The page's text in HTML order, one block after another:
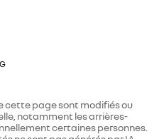
cette page sont modifiés ou
notamment les arrières-
certaines personnes.